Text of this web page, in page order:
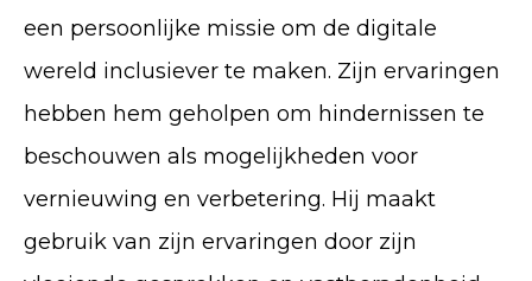
een persoonlijke missie om de digitale
wereld inclusiever te maken. Zijn ervaringen
hebben hem geholpen om hindernissen te
beschouwen als mogelijkheden voor
vernieuwing en verbetering. Hij maakt
gebruik van zijn ervaringen door zijn